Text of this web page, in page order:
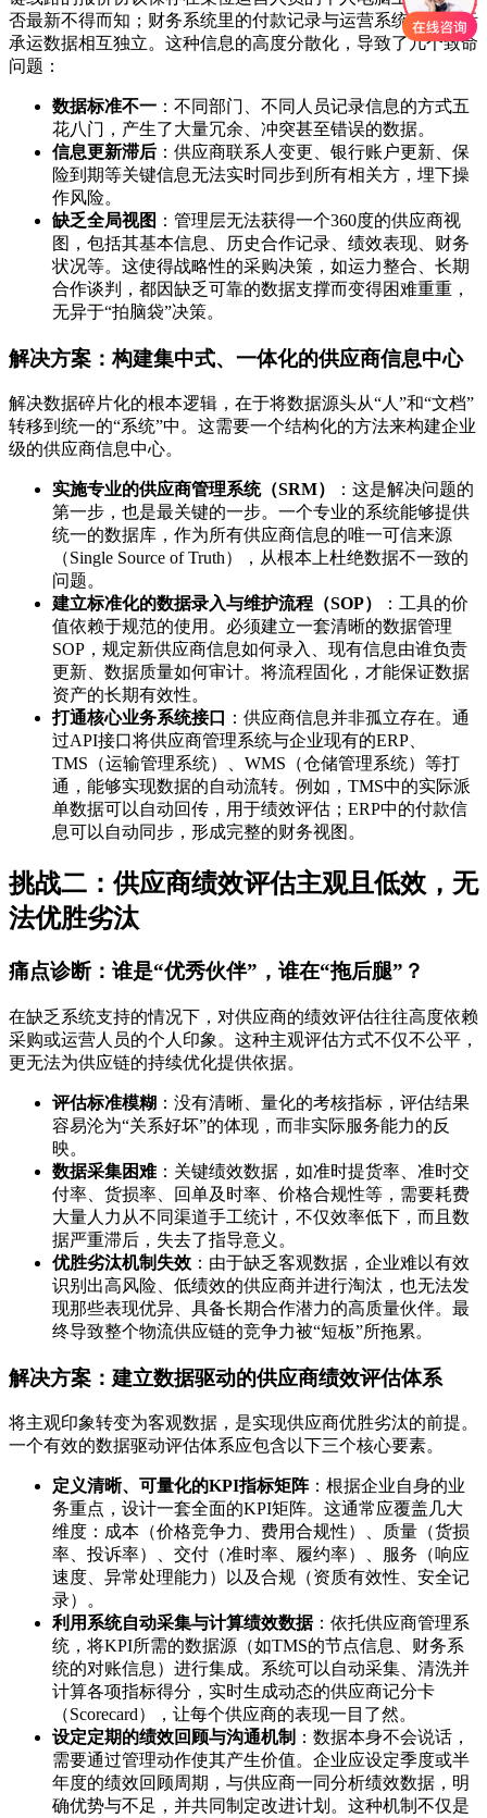
否最新不得而知；财务系统里的付款记录与运营系统中的实际
承运数据相互独立。这种信息的高度分散化，导致了几个致命
问题：
数据标准不一 ：不同部门、不同人员记录信息的方式五
花八门，产生了大量冗余、冲突甚至错误的数据。
信息更新滞后 ：供应商联系人变更、银行账户更新、保
险到期等关键信息无法实时同步到所有相关方，埋下操
作风险。
缺乏全局视图 ：管理层无法获得一个360度的供应商视
图，包括其基本信息、历史合作记录、绩效表现、财务
状况等。这使得战略性的采购决策，如运力整合、长期
合作谈判，都因缺乏可靠的数据支撑而变得困难重重，
无异于“拍脑袋”决策。
解决方案：构建集中式、一体化的供应商信息中心
解决数据碎片化的根本逻辑，在于将数据源头从“人”和“文档”
转移到统一的“系统”中。这需要一个结构化的方法来构建企业
级的供应商信息中心。
实施专业的供应商管理系统（SRM）
：这是解决问题的
第一步，也是最关键的一步。一个专业的系统能够提供
统一的数据库，作为所有供应商信息的唯一可信来源
（Single Source of Truth），从根本上杜绝数据不一致的
问题。
建立标准化的数据录入与维护流程（SOP）
：工具的价
值依赖于规范的使用。必须建立一套清晰的数据管理
SOP，规定新供应商信息如何录入、现有信息由谁负责
更新、数据质量如何审计。将流程固化，才能保证数据
资产的长期有效性。
打通核心业务系统接口
：供应商信息并非孤立存在。通
过API接口将供应商管理系统与企业现有的ERP、
TMS（运输管理系统）、WMS（仓储管理系统）等打
通，能够实现数据的自动流转。例如，TMS中的实际派
单数据可以自动回传，用于绩效评估；ERP中的付款信
息可以自动同步，形成完整的财务视图。
挑战二：供应商绩效评估主观且低效，无
法优胜劣汰
痛点诊断：谁是“优秀伙伴”，谁在“拖后腿”？
在缺乏系统支持的情况下，对供应商的绩效评估往往高度依赖
采购或运营人员的个人印象。这种主观评估方式不仅不公平，
更无法为供应链的持续优化提供依据。
评估标准模糊 ：没有清晰、量化的考核指标，评估结果
容易沦为“关系好坏”的体现，而非实际服务能力的反
映。
数据采集困难：关键绩效数据，如准时提货率、准时交
付率、货损率、回单及时率、价格合规性等，需要耗费
大量人力从不同渠道手工统计，不仅效率低下，而且数
据严重滞后，失去了指导意义。
优胜劣汰机制失效 ：由于缺乏客观数据，企业难以有效
识别出高风险、低绩效的供应商并进行淘汰，也无法发
现那些表现优异、具备长期合作潜力的高质量伙伴。最
终导致整个物流供应链的竞争力被“短板”所拖累。
解决方案：建立数据驱动的供应商绩效评估体系
将主观印象转变为客观数据，是实现供应商优胜劣汰的前提。
一个有效的数据驱动评估体系应包含以下三个核心要素。
定义清晰、可量化的KPI指标矩阵：根据企业自身的业
务重点，设计一套全面的KPI矩阵。这通常应覆盖几大
维度：成本（价格竞争力、费用合规性）、质量（货损
率、投诉率）、交付（准时率、履约率）、服务（响应
速度、异常处理能力）以及合规（资质有效性、安全记
录）。
利用系统自动采集与计算绩效数据：依托供应商管理系
统，将KPI所需的数据源（如TMS的节点信息、财务系
统的对账信息）进行集成。系统可以自动采集、清洗并
计算各项指标得分，实时生成动态的供应商记分卡
（Scorecard），让每个供应商的表现一目了然。
设定定期的绩效回顾与沟通机制 ：数据本身不会说话，
需要通过管理动作使其产生价值。企业应设定季度或半
年度的绩效回顾周期，与供应商一同分析绩效数据，明
确优势与不足，并共同制定改进计划。这种机制不仅是